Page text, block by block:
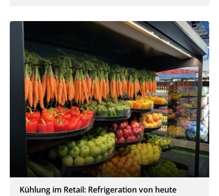
Kühlung im Retail: Refrigeration von heute